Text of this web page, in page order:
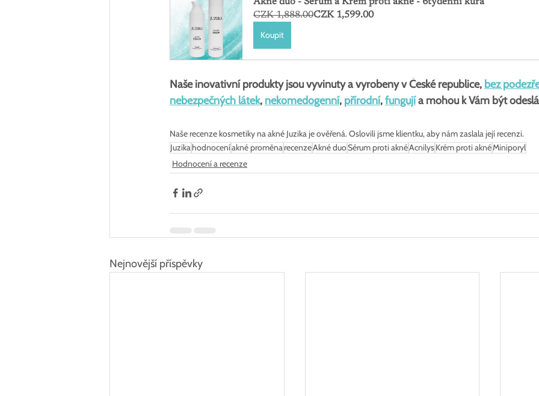
CZK 1,888.00CZK 1,599.00
Koupit
Naše inovativní produkty jsou vyvinuty a vyrobeny v České republice, bez
nebezpečných látek, nekomedogenní, přírodní, fungují a mohou k Vám být
Naše recenze kosmetiky na akné Juzika je ověřená. Oslovili jsme klientku, aby nám zaslala její recenzi.
Juzikahodnoceníakné proměnarecenzeAkné duoSérum proti aknéAcnilysKrém proti aknéMiniporyl
Hodnocení a recenze
Nejnovější příspěvky